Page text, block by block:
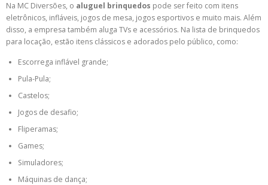
Na MC Diversões, o aluguel brinquedos pode ser feito com itens
eletrônicos, infláveis, jogos de mesa, jogos esportivos e muito mais. Além
disso, a empresa também aluga TVs e acessórios. Na lista de brinquedos
para locação, estão itens clássicos e adorados pelo público, como:
Escorrega inflável grande;
Pula-Pula;
Castelos;
Jogos de desafio;
Fliperamas;
Games;
Simuladores;
Máquinas de dança;